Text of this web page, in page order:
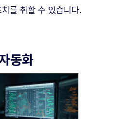
를 취할 수 있습니다.
동화